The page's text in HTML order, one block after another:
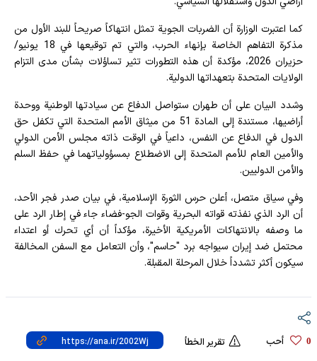
كما اعتبرت الوزارة أن الضربات الجوية تمثل انتهاكاً صريحاً للبند الأول من
مذكرة التفاهم الخاصة بإنهاء الحرب، والتي تم توقيعها في 18 يونيو/
حزيران 2026، مؤكدة أن هذه التطورات تثير تساؤلات بشأن مدى التزام
الولايات المتحدة بتعهداتها الدولية.
وشدد البيان على أن طهران ستواصل الدفاع عن سيادتها الوطنية ووحدة
أراضيها، مستندة إلى المادة 51 من ميثاق الأمم المتحدة التي تكفل حق
الدول في الدفاع عن النفس، داعياً في الوقت ذاته مجلس الأمن الدولي
والأمين العام للأمم المتحدة إلى الاضطلاع بمسؤولياتهما في حفظ السلم
والأمن الدوليين.
وفي سياق متصل، أعلن حرس الثورة الإسلامية، في بيان صدر فجر الأحد،
أن الرد الذي نفذته قواته البحرية وقوات الجو-فضاء جاء في إطار الرد على
ما وصفه بالانتهاكات الأمريكية الأخيرة، مؤكداً أن أي تحرك أو اعتداء
محتمل ضد إيران سيواجه برد "حاسم"، وأن التعامل مع السفن المخالفة
سيكون أكثر تشدداً خلال المرحلة المقبلة.
0 أحب تقرير الخطأ